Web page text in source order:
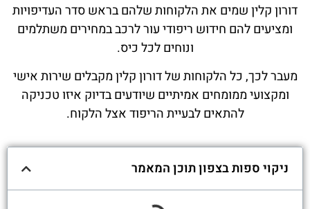
דורון קלין שמים את הלקוחות שלהם בראש סדר העדיפויות
ומציעים להם חידוש ריפודי עור לרכב במחירים משתלמים
ונוחים לכל כיס.
מעבר לכך, כל הלקוחות של דורון קלין מקבלים שירות אישי
ומקצועי ממומחים אמיתיים שיודעים בדיוק איזו טכניקה
להתאים לבעיית הריפוד אצל הלקוח.
ניקוי ספות בצפון תוכן המאמר